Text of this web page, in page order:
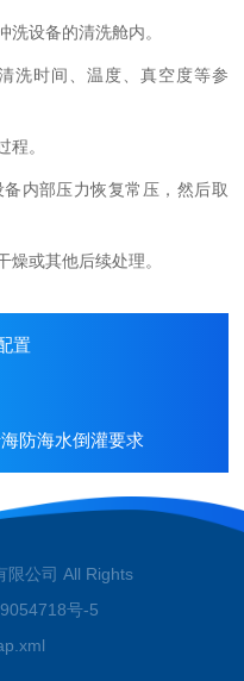
设备的清洗舱内。
时间、温度、真空度等参
。
内部压力恢复常压，然后取
或其他后续处理。
置
防海水倒灌要求
限公司 All Rights
号-5